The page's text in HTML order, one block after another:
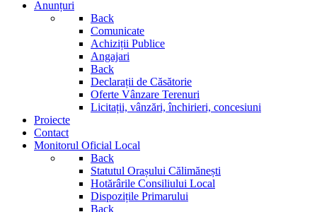
Anunțuri
Back
Comunicate
Achiziții Publice
Angajari
Back
Declarații de Căsătorie
Oferte Vânzare Terenuri
Licitații, vânzări, închirieri, concesiuni
Proiecte
Contact
Monitorul Oficial Local
Back
Statutul Orașului Călimănești
Hotărârile Consiliului Local
Dispozițile Primarului
Back